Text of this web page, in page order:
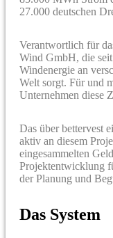
27.000 deutschen
Verantwortlich für
Wind GmbH, die
Windenergie an
Welt sorgt. Für und
Unternehmen diese
Das über bettervest
aktiv an diesem
eingesammelten
Projektentwicklung
der Planung und
Das System